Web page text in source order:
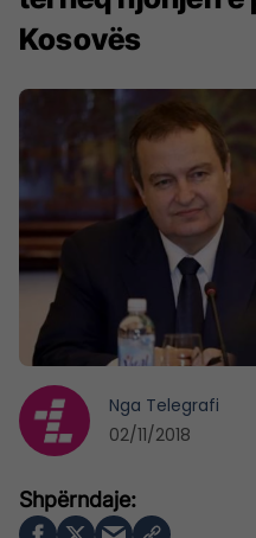
Kosovës
Nga Telegrafi
02/11/2018